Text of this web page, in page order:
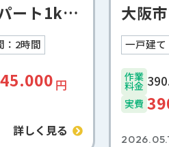
：2時間
45.000 円
大阪市西成区アパート1k遺品整理事例
詳しく見る
一戸建て
作業
料金
実費